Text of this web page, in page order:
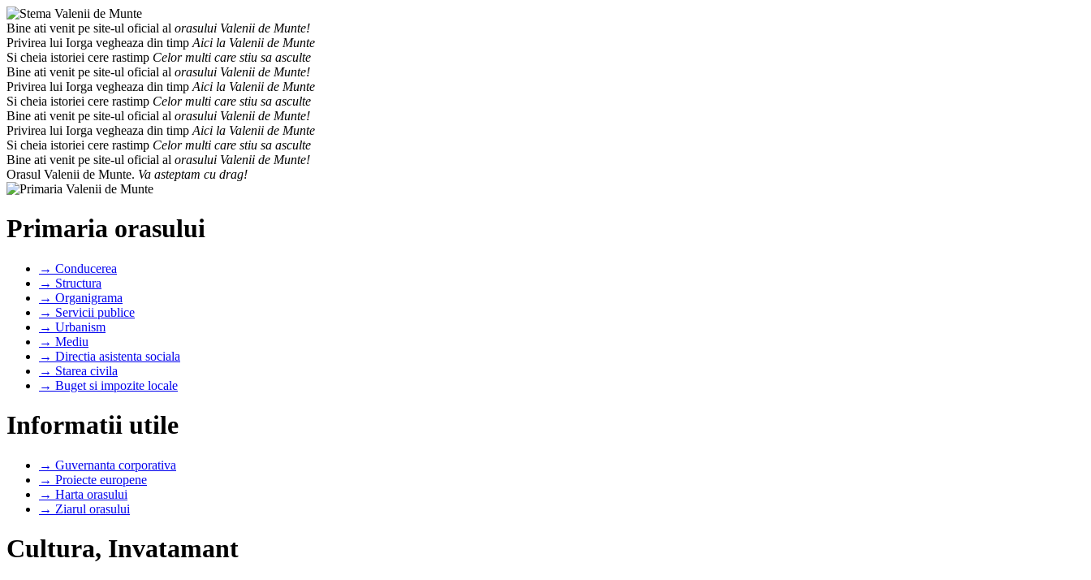
Bine ati venit pe site-ul oficial al orasului Valenii de Munte!
Privirea lui Iorga vegheaza din timp Aici la Valenii de Munte
Si cheia istoriei cere rastimp Celor multi care stiu sa asculte
Bine ati venit pe site-ul oficial al orasului Valenii de Munte!
Privirea lui Iorga vegheaza din timp Aici la Valenii de Munte
Si cheia istoriei cere rastimp Celor multi care stiu sa asculte
Bine ati venit pe site-ul oficial al orasului Valenii de Munte!
Privirea lui Iorga vegheaza din timp Aici la Valenii de Munte
Si cheia istoriei cere rastimp Celor multi care stiu sa asculte
Bine ati venit pe site-ul oficial al orasului Valenii de Munte!
Orasul Valenii de Munte. Va asteptam cu drag!
Primaria orasului
→ Conducerea
→ Structura
→ Organigrama
→ Servicii publice
→ Urbanism
→ Mediu
→ Directia asistenta sociala
→ Starea civila
→ Buget si impozite locale
Informatii utile
→ Guvernanta corporativa
→ Proiecte europene
→ Harta orasului
→ Ziarul orasului
Cultura, Invatamant